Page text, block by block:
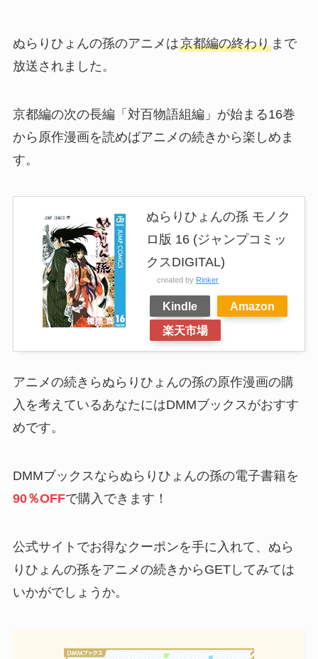
ぬらりひょんの孫のアニメは京都編の終わりまで
放送されました。
京都編の次の長編「対百物語組編」が始まる16巻
から原作漫画を読めばアニメの続きから楽しめま
す。
ぬらりひょんの孫 モノク
ロ版 16 (ジャンプコミッ
クスDIGITAL)
created by Rinker
Kindle
Amazon
楽天市場
アニメの続きらぬらりひょんの孫の原作漫画の購
入を考えているあなたにはDMMブックスがおすす
めです。
DMMブックスならぬらりひょんの孫の電子書籍を
90％OFFで購入できます！
公式サイトでお得なクーポンを手に入れて、ぬら
りひょんの孫をアニメの続きからGETしてみては
いかがでしょうか。